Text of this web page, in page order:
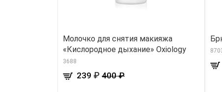
Молочко для снятия макияжа
«Кислородное дыхание» Oxiology
3688
239 ₽ 400 ₽